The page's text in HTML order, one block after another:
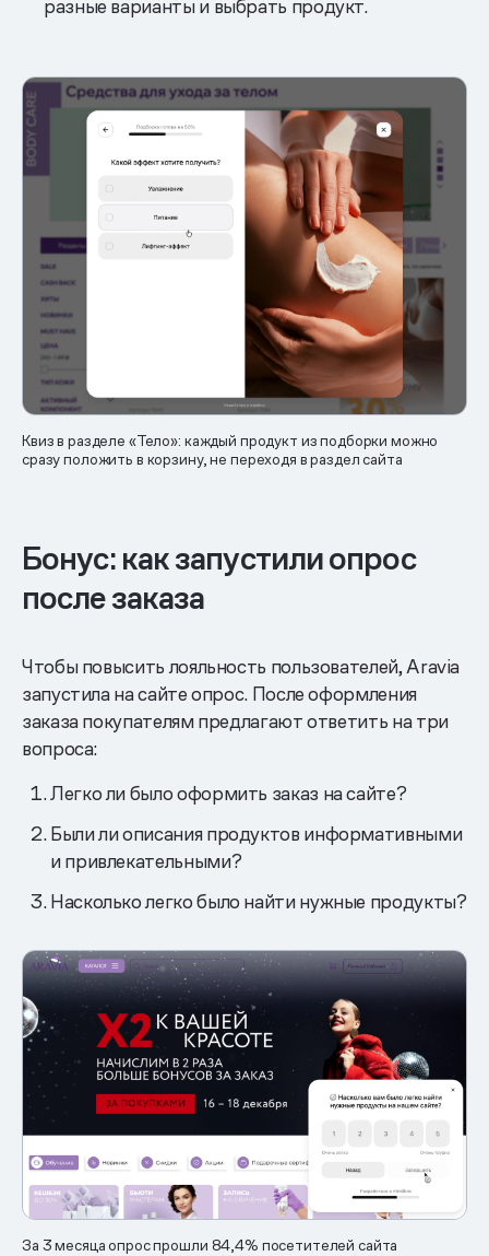
разные варианты и выбрать продукт.
Квиз в разделе «Тело»: каждый продукт из подборки можно
сразу положить в корзину, не переходя в раздел сайта
Бонус: как запустили опрос
после заказа
Чтобы повысить лояльность пользователей, Aravia
запустила на сайте опрос. После оформления
заказа покупателям предлагают ответить на три
вопроса:
Легко ли было оформить заказ на сайте?
Были ли описания продуктов информативными
и привлекательными?
Насколько легко было найти нужные продукты?
За 3 месяца опрос прошли 84,4% посетителей сайта